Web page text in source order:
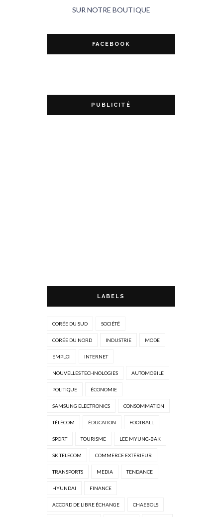
SUR NOTRE BOUTIQUE
FACEBOOK
PUBLICITÉ
LABELS
CORÉE DU SUD SOCIÉTÉ
CORÉE DU NORD INDUSTRIE MODE
EMPLOI INTERNET
NOUVELLES TECHNOLOGIES AUTOMOBILE
POLITIQUE ÉCONOMIE
SAMSUNG ELECTRONICS CONSOMMATION
TÉLÉCOM ÉDUCATION FOOTBALL
SPORT TOURISME LEE MYUNG-BAK
SK TELECOM COMMERCE EXTÉRIEUR
TRANSPORTS MEDIA TENDANCE
HYUNDAI FINANCE
ACCORD DE LIBRE ÉCHANGE CHAEBOLS